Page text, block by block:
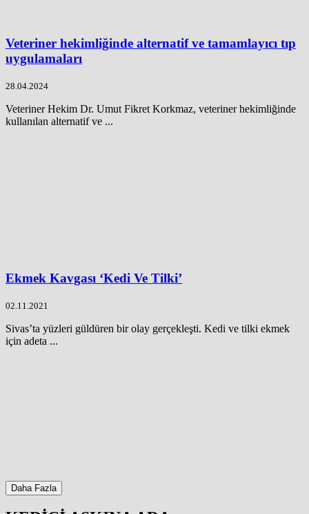
Veteriner hekimliğinde alternatif ve tamamlayıcı tıp
uygulamaları
28.04.2024
Veteriner Hekim Dr. Umut Fikret Korkmaz, veteriner hekimliğinde
kullanılan alternatif ve ...
Ekmek Kavgası ‘Kedi Ve Tilki’
02.11.2021
Sivas’ta yüzleri güldüren bir olay gerçekleşti. Kedi ve tilki ekmek
için adeta ...
Daha Fazla